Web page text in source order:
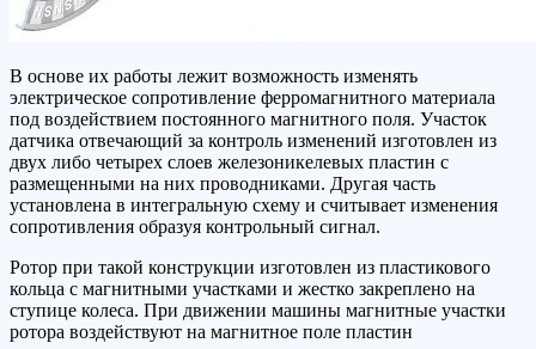
В основе их работы лежит возможность изменять
электрическое сопротивление ферромагнитного материала
под воздействием постоянного магнитного поля. Участок
датчика отвечающий за контроль изменений изготовлен из
двух либо четырех слоев железоникелевых пластин с
размещенными на них проводниками. Другая часть
установлена в интегральную схему и считывает изменения
сопротивления образуя контрольный сигнал.
Ротор при такой конструкции изготовлен из пластикового
кольца с магнитными участками и жестко закреплено на
ступице колеса. При движении машины магнитные участки
ротора воздействуют на магнитное поле пластин